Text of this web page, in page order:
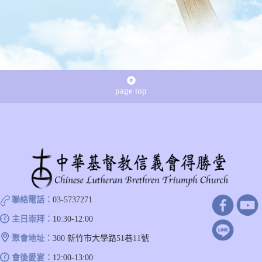
page top
聯絡電話： 03-5737271
主日崇拜： 10:30-12:00
聚會地址： 300 新竹市大學路51巷11號
會後愛宴： 12:00-13:00